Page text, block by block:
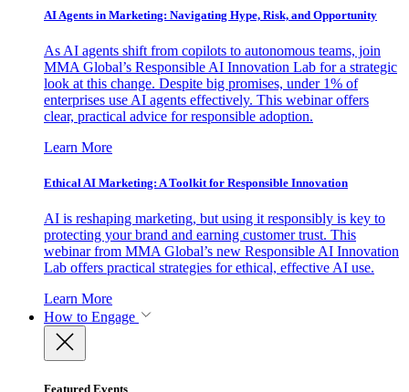
AI Agents in Marketing: Navigating Hype, Risk, and Opportunity
As AI agents shift from copilots to autonomous teams, join
MMA Global’s Responsible AI Innovation Lab for a strategic
look at this change. Despite big promises, under 1% of
enterprises use AI agents effectively. This webinar offers
clear, practical advice for responsible adoption.
Learn More
Ethical AI Marketing: A Toolkit for Responsible Innovation
AI is reshaping marketing, but using it responsibly is key to
protecting your brand and earning customer trust. This
webinar from MMA Global’s new Responsible AI Innovation
Lab offers practical strategies for ethical, effective AI use.
Learn More
How to Engage
Featured Events